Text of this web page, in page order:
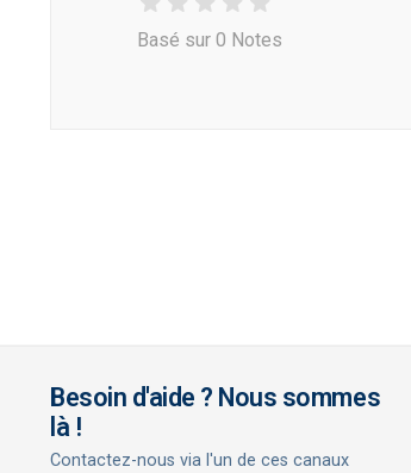
Basé sur 0 Notes
Besoin d'aide ? Nous sommes
là !
Contactez-nous via l'un de ces canaux